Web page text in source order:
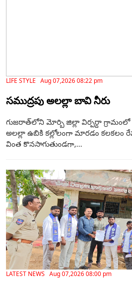
LIFE STYLE Aug 07,2026 08:22 pm
సముద్రపు అలల్లా బావి నీరు
గుజరాత్‌లోని మోర్బి జిల్లా విర్పర్దా గ్రామంలో
అలల్లా ఉబికి కల్లోలంగా మారడం కలకలం
వింత కొనసాగుతుండగా,...
LATEST NEWS Aug 07,2026 08:00 pm